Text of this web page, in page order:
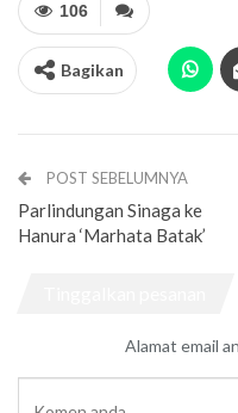
106
Bagikan
POST SEBELUMNYA
Parlindungan Sinaga ke
Hanura ‘Marhata Batak’
Alamat email